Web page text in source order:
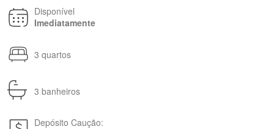
Disponível
Imediatamente
3 quartos
3 banheiros
Depósito Caução: